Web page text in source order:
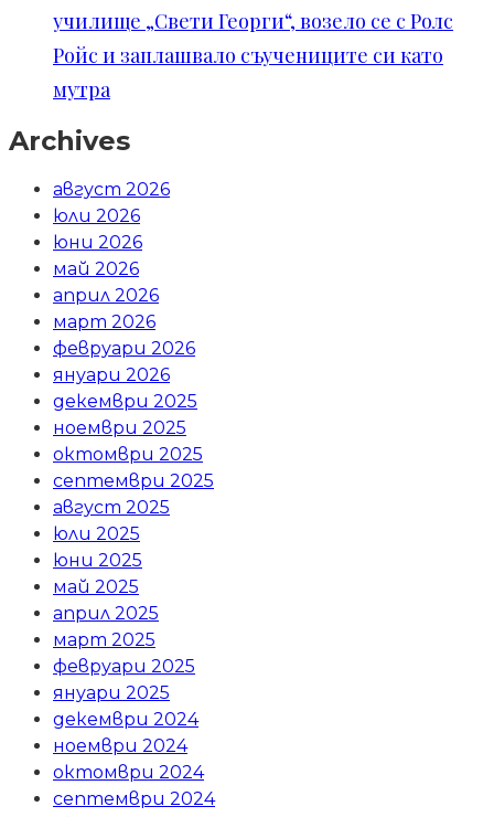
училище „Свети Георги“, возело се с Ролс
Ройс и заплашвало съучениците си като
мутра
Archives
август 2026
юли 2026
юни 2026
май 2026
април 2026
март 2026
февруари 2026
януари 2026
декември 2025
ноември 2025
октомври 2025
септември 2025
август 2025
юли 2025
юни 2025
май 2025
април 2025
март 2025
февруари 2025
януари 2025
декември 2024
ноември 2024
октомври 2024
септември 2024